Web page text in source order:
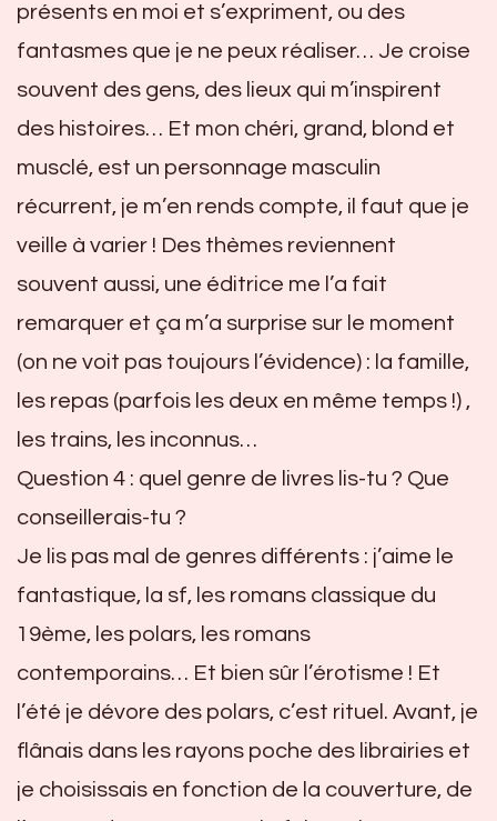
présents en moi et s’expriment, ou des
fantasmes que je ne peux réaliser… Je croise
souvent des gens, des lieux qui m’inspirent
des histoires… Et mon chéri, grand, blond et
musclé, est un personnage masculin
récurrent, je m’en rends compte, il faut que je
veille à varier ! Des thèmes reviennent
souvent aussi, une éditrice me l’a fait
remarquer et ça m’a surprise sur le moment
(on ne voit pas toujours l’évidence) : la famille,
les repas (parfois les deux en même temps !) ,
les trains, les inconnus…
Question 4 : quel genre de livres lis-tu ? Que
conseillerais-tu ?
Je lis pas mal de genres différents : j’aime le
fantastique, la sf, les romans classique du
19ème, les polars, les romans
contemporains… Et bien sûr l’érotisme ! Et
l’été je dévore des polars, c’est rituel. Avant, je
flânais dans les rayons poche des librairies et
je choisissais en fonction de la couverture, de